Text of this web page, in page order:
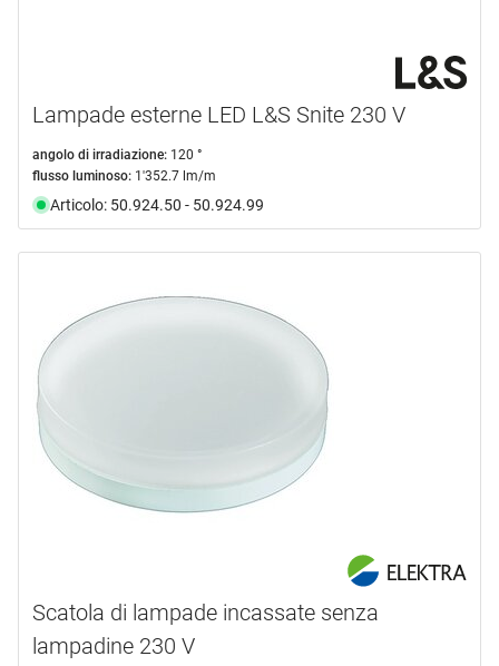
Lampade esterne LED L&S Snite 230 V
angolo di irradiazione: 120 °
flusso luminoso: 1'352.7 lm/m
Articolo: 50.924.50 - 50.924.99
Scatola di lampade incassate senza
lampadine 230 V